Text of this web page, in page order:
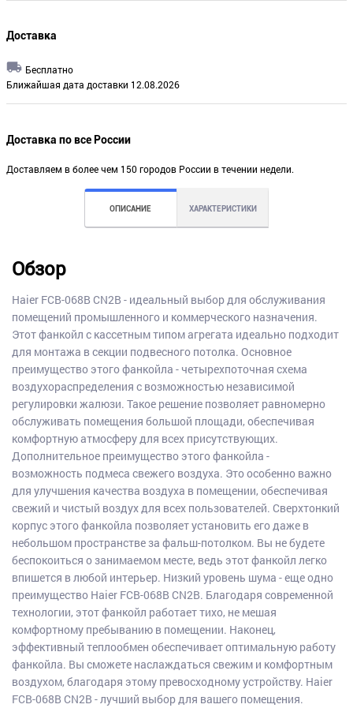
Доставка
Бесплатно
Ближайшая дата доставки 12.08.2026
Доставка по все России
Доставляем в более чем 150 городов России в течении недели.
ОПИСАНИЕ ХАРАКТЕРИСТИКИ
Обзор
Haier FCB-068B CN2B - идеальный выбор для обслуживания
помещений промышленного и коммерческого назначения.
Этот фанкойл с кассетным типом агрегата идеально подходит
для монтажа в секции подвесного потолка. Основное
преимущество этого фанкойла - четырехпоточная схема
воздухораспределения с возможностью независимой
регулировки жалюзи. Такое решение позволяет равномерно
обслуживать помещения большой площади, обеспечивая
комфортную атмосферу для всех присутствующих.
Дополнительное преимущество этого фанкойла -
возможность подмеса свежего воздуха. Это особенно важно
для улучшения качества воздуха в помещении, обеспечивая
свежий и чистый воздух для всех пользователей. Сверхтонкий
корпус этого фанкойла позволяет установить его даже в
небольшом пространстве за фальш-потолком. Вы не будете
беспокоиться о занимаемом месте, ведь этот фанкойл легко
впишется в любой интерьер. Низкий уровень шума - еще одно
преимущество Haier FCB-068B CN2B. Благодаря современной
технологии, этот фанкойл работает тихо, не мешая
комфортному пребыванию в помещении. Наконец,
эффективный теплообмен обеспечивает оптимальную работу
фанкойла. Вы сможете наслаждаться свежим и комфортным
воздухом, благодаря этому превосходному устройству. Haier
FCB-068B CN2B - лучший выбор для вашего помещения.